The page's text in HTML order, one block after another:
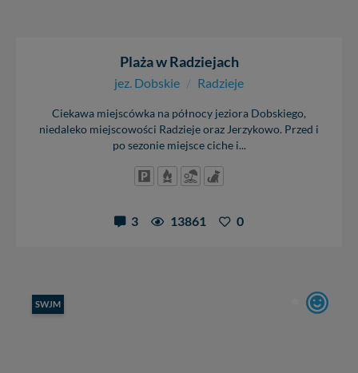
Plaża w Radziejach
jez. Dobskie / Radzieje
Ciekawa miejscówka na północy jeziora Dobskiego,
niedaleko miejscowości Radzieje oraz Jerzykowo. Przed i
po sezonie miejsce ciche i...
3 13861 0
SWJM